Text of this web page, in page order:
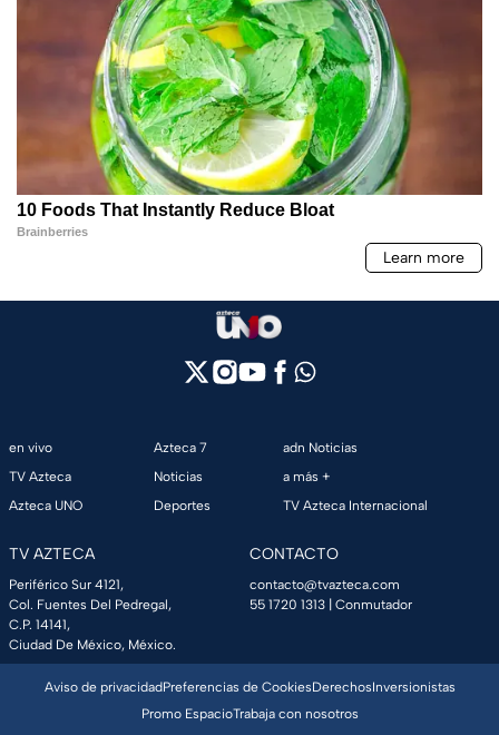
en vivo
TV Azteca
Azteca UNO
Azteca 7
Noticias
Deportes
adn Noticias
a más +
TV Azteca Internacional
TV AZTECA
Periférico Sur 4121,
Col. Fuentes Del Pedregal,
C.P. 14141,
Ciudad De México, México.
CONTACTO
contacto@tvazteca.com
55 1720 1313 | Conmutador
Aviso de privacidadPreferencias de CookiesDerechosInversionistas
Promo EspacioTrabaja con nosotros